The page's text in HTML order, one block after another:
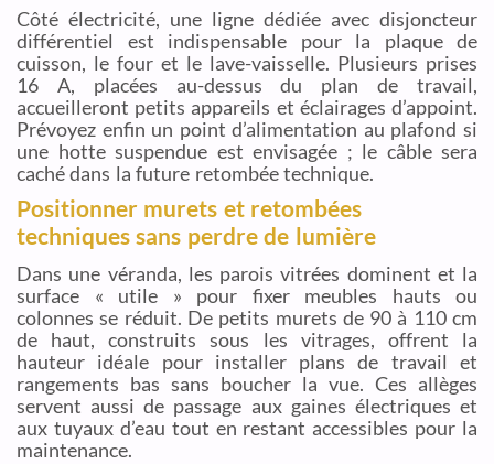
Côté électricité, une ligne dédiée avec disjoncteur
différentiel est indispensable pour la plaque de
cuisson, le four et le lave-vaisselle. Plusieurs prises
16 A, placées au-dessus du plan de travail,
accueilleront petits appareils et éclairages d’appoint.
Prévoyez enfin un point d’alimentation au plafond si
une hotte suspendue est envisagée ; le câble sera
caché dans la future retombée technique.
Positionner murets et retombées
techniques sans perdre de lumière
Dans une véranda, les parois vitrées dominent et la
surface « utile » pour fixer meubles hauts ou
colonnes se réduit. De petits murets de 90 à 110 cm
de haut, construits sous les vitrages, offrent la
hauteur idéale pour installer plans de travail et
rangements bas sans boucher la vue. Ces allèges
servent aussi de passage aux gaines électriques et
aux tuyaux d’eau tout en restant accessibles pour la
maintenance.